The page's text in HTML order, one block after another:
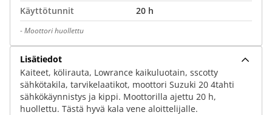
Käyttötunnit
20 h
-Moottori huollettu
Lisätiedot
Kaiteet, kölirauta, Lowrance kaikuluotain, sscotty
sähkötakila, tarvikelaatikot, moottori Suzuki 20 4tahti
sähkökäynnistys ja kippi. Moottorilla ajettu 20 h,
huollettu. Tästä hyvä kala vene aloittelijalle.